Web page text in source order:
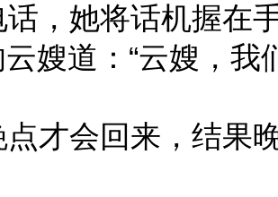
，她将话机握在
嫂道：“云嫂，我
才会回来，结果